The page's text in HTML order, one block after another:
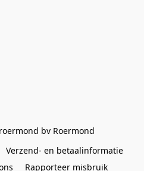
bv Roermond
Verzend- en betaalinformatie
Rapporteer misbruik